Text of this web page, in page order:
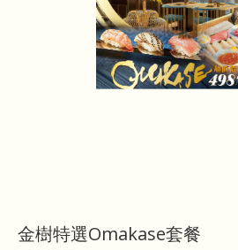
金樹特選Omakase套餐